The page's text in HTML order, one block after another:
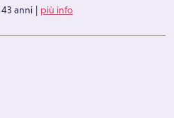
43 anni | più info